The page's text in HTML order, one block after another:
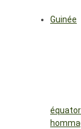
Guinée